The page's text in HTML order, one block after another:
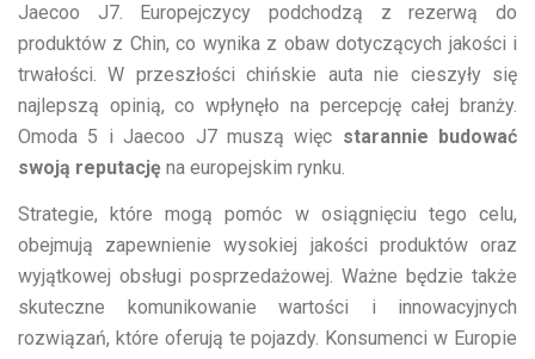
Jaecoo J7. Europejczycy podchodzą z rezerwą do
produktów z Chin, co wynika z obaw dotyczących jakości i
trwałości. W przeszłości chińskie auta nie cieszyły się
najlepszą opinią, co wpłynęło na percepcję całej branży.
Omoda 5 i Jaecoo J7 muszą więc starannie budować
swoją reputację na europejskim rynku.
Strategie, które mogą pomóc w osiągnięciu tego celu,
obejmują zapewnienie wysokiej jakości produktów oraz
wyjątkowej obsługi posprzedażowej. Ważne będzie także
skuteczne komunikowanie wartości i innowacyjnych
rozwiązań, które oferują te pojazdy. Konsumenci w Europie